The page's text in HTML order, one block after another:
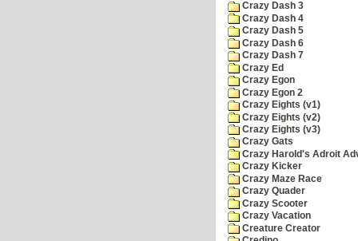
Crazy Dash 3
Crazy Dash 4
Crazy Dash 5
Crazy Dash 6
Crazy Dash 7
Crazy Ed
Crazy Egon
Crazy Egon 2
Crazy Eights (v1)
Crazy Eights (v2)
Crazy Eights (v3)
Crazy Gats
Crazy Harold's Adroit
Crazy Kicker
Crazy Maze Race
Crazy Quader
Crazy Scooter
Crazy Vacation
Creature Creator